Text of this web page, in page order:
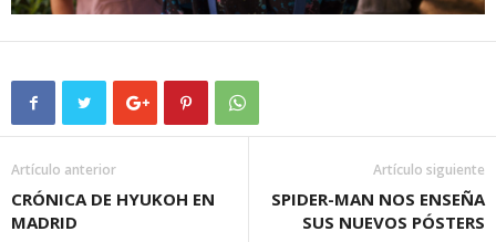
Artículo anterior
CRÓNICA DE HYUKOH EN
MADRID
Artículo siguiente
SPIDER-MAN NOS ENSEÑA
SUS NUEVOS PÓSTERS